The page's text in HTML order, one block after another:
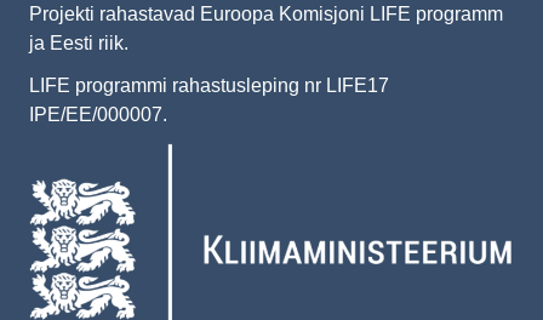
Projekti rahastavad Euroopa Komisjoni LIFE programm
ja Eesti riik.
LIFE programmi rahastusleping nr LIFE17
IPE/EE/000007.